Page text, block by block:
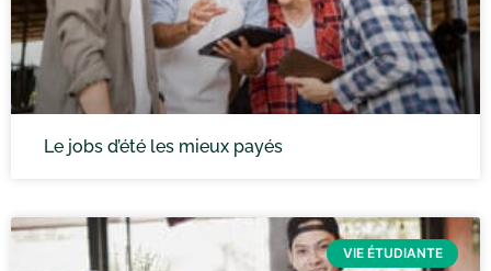
Le jobs d’été les mieux payés
VIE ÉTUDIANTE